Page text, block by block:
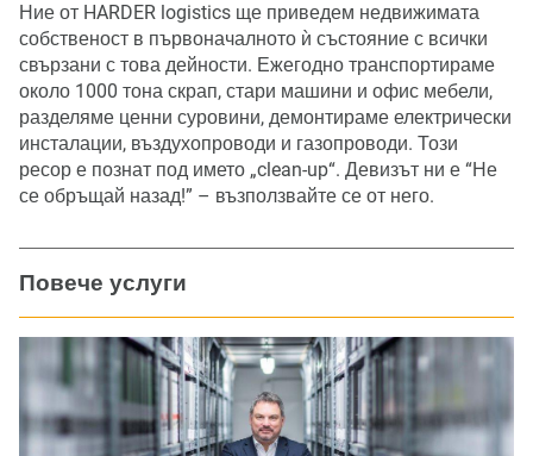
Ние от HARDER logistics ще приведем недвижимата
собственост в първоначалното ѝ състояние с всички
свързани с това дейности. Ежегодно транспортираме
около 1000 тона скрап, стари машини и офис мебели,
разделяме ценни суровини, демонтираме електрически
инсталации, въздухопроводи и газопроводи. Този
ресор е познат под името „clean-up“. Девизът ни е “Не
се обръщай назад!” – възползвайте се от него.
Повече услуги